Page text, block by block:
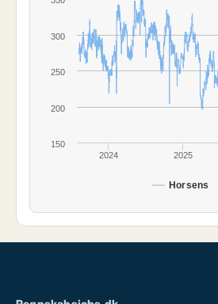
Horsens
2024 2025
150
200
250
300